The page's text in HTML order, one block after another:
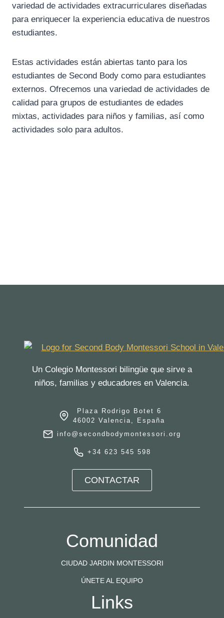
variedad de actividades extracurriculares diseñadas
para enriquecer la experiencia educativa de nuestros
estudiantes.
Estas actividades están abiertas tanto para los
estudiantes de Second Body como para estudiantes
externos. Ofrecemos una variedad de actividades de
calidad para grupos de estudiantes de edades
mixtas, actividades para niños y familias, así como
actividades solo para adultos.
Un Colegio Montessori bilingüe que sirve a
niños, familias y educadores en Valencia.
Plaza Rodrigo Botet 6
46002 Valencia, España
info@secondbodymontessori.org
+34 623 545 598
CONTACTAR
Comunidad
CIUDAD JARDIN MONTESSORI
ÚNETE AL EQUIPO
Links